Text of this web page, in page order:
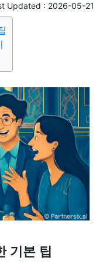
Updated : 2026-05-21
기본 팁